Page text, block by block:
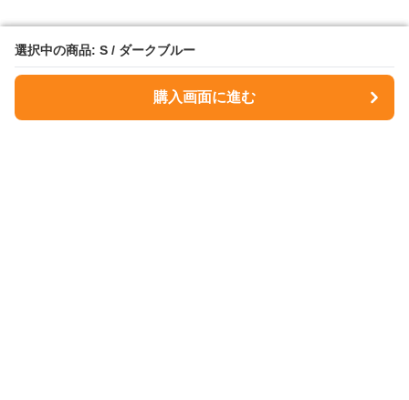
選択中の商品: S / ダークブルー
購入画面に進む
選択中の商品: S / ダークブルー
購入画面に進む